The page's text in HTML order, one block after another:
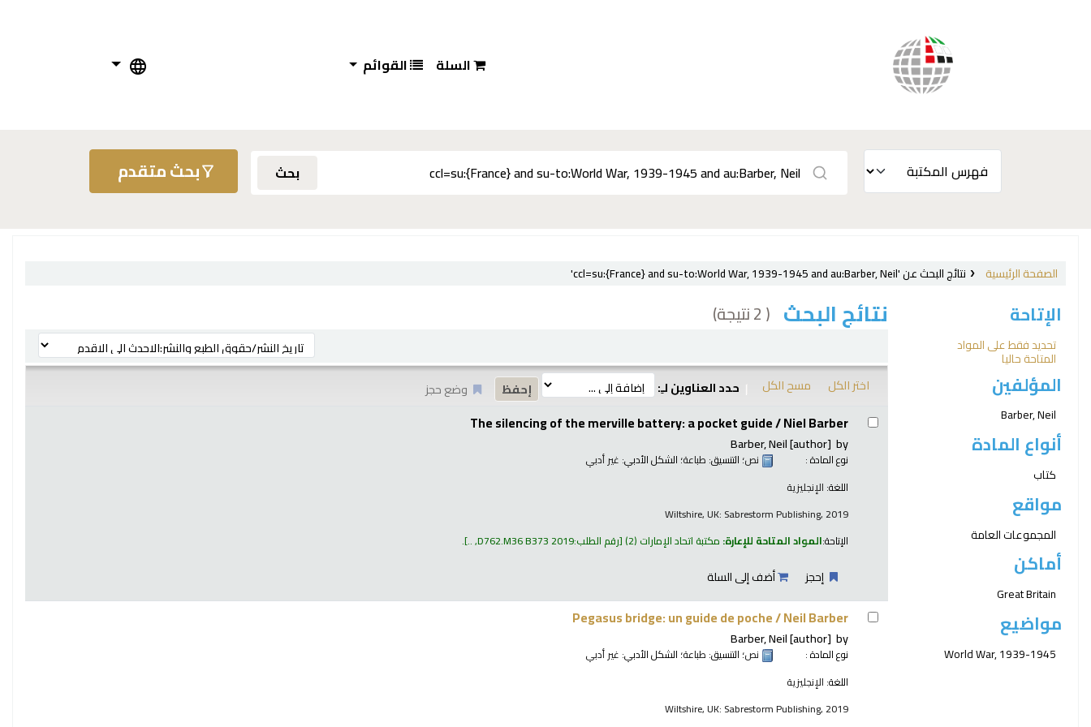
السلة القوائم
بحث بحث متقدم
الصفحة الرئيسية نتائج البحث عن 'ccl=su:{France} and su-to:World War, 1939-1945 and au:Barber, Neil'
الإتاحة
تحديد فقط على المواد
المتاحة حاليا
المؤلفين
Barber, Neil
أنواع المادة
كتاب
مواقع
المجموعات العامة
أماكن
Great Britain
مواضيع
World War, 1939-1945
نتائج البحث ( 2 نتيجة)
ترتيب بواسطة:
اختر الكل مسح الكل حدد العناوين لـِ: وضع حجز
نتائج The silencing of the merville battery: a pocket guide /Niel Barber
by
Barber, Neil[author]
نوع المادة : نص؛ التنسيق: طباعة؛ الشكل الأدبي: غير أدبي
اللغة: الإنجليزية
Wiltshire, UK: Sabrestorm Publishing, 2019
الإتاحة:المواد المتاحة للإعارة: مكتبة اتحاد الإمارات (2) رقم الطلب:D762.M36 B373 2019, ..
.
إحجز أضف إلى السلة
Pegasus bridge: un guide de poche /Neil Barber
by
Barber, Neil[author]
نوع المادة : نص؛ التنسيق: طباعة؛ الشكل الأدبي: غير أدبي
اللغة: الإنجليزية
Wiltshire, UK: Sabrestorm Publishing, 2019